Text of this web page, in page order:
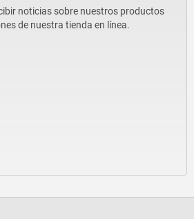
noticias sobre nuestros productos
de nuestra tienda en línea.